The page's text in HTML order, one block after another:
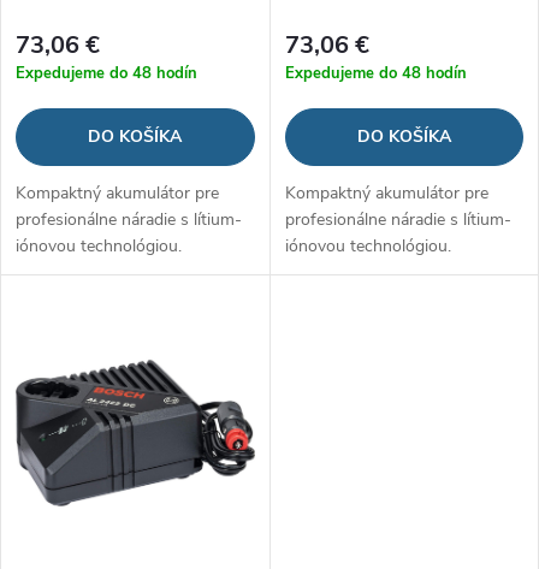
o
d
u
k
o
v
o
d
u
k
t
v
73,06 €
Expedujeme do 48 hodín
DO KOŠÍKA
Kompaktný akumulátor pre
profesionálne náradie s lítium-
iónovou technológiou.
73,06 €
Expedujeme do 48 hodín
DO KOŠÍKA
Kompaktný akumulátor pre
profesionálne náradie s lítium-
iónovou technológiou.